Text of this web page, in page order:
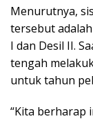
Menurutnya,
tersebut
I dan Desil II.
tengah
untuk tahun
“Kita berharap